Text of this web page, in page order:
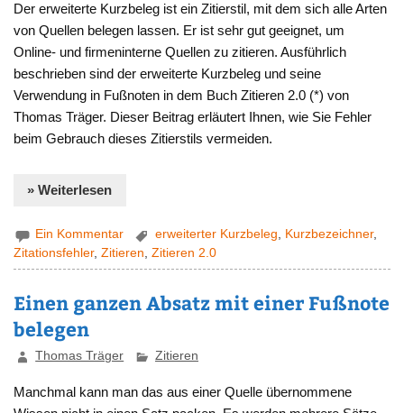
Der erweiterte Kurzbeleg ist ein Zitierstil, mit dem sich alle Arten
von Quellen belegen lassen. Er ist sehr gut geeignet, um
Online- und firmeninterne Quellen zu zitieren. Ausführlich
beschrieben sind der erweiterte Kurzbeleg und seine
Verwendung in Fußnoten in dem Buch Zitieren 2.0 (*) von
Thomas Träger. Dieser Beitrag erläutert Ihnen, wie Sie Fehler
beim Gebrauch dieses Zitierstils vermeiden.
» Weiterlesen
Ein Kommentar erweiterter Kurzbeleg, Kurzbezeichner,
Zitationsfehler,Zitieren ,Zitieren 2.0
Einen ganzen Absatz mit einer Fußnote
belegen
Thomas Träger Zitieren
Manchmal kann man das aus einer Quelle übernommene